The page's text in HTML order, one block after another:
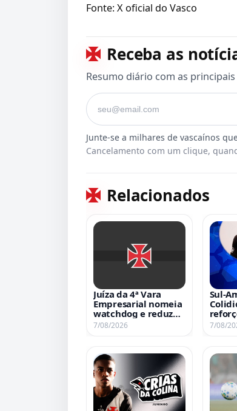
Fonte: X oficial do Vasco
Receba as
Resumo diário com as
Seu e-mail
Cancelamento com um clique,
Relacionados
Juíza da 4ª Vara
Empresarial nomeia
watchdog e reduz
administradores na
7/08/2026
Sul-
7/08/